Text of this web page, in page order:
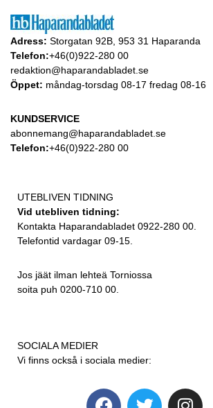
Adress: Storgatan 92B, 953 31 Haparanda
Telefon:+46(0)922-280 00
redaktion@haparandabladet.se
Öppet: måndag-torsdag 08-17 fredag 08-16
KUNDSERVICE
abonnemang@haparandabladet.se
Telefon:+46(0)922-280 00
UTEBLIVEN TIDNING
Vid utebliven tidning:
Kontakta Haparandabladet 0922-280 00.
Telefontid vardagar 09-15.
Jos jäät ilman lehteä Torniossa
soita puh 0200-710 00.
SOCIALA MEDIER
Vi finns också i sociala medier: